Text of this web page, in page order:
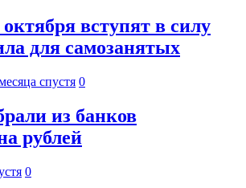
вступят в силу
для самозанятых
спустя 0
из банков
рублей
0